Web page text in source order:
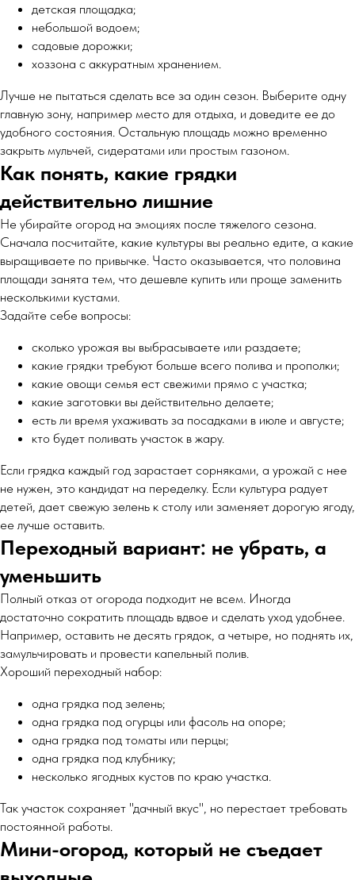
детская площадка;
небольшой водоем;
садовые дорожки;
хоззона с аккуратным хранением.
Лучше не пытаться сделать все за один сезон. Выберите одну
главную зону, например место для отдыха, и доведите ее до
удобного состояния. Остальную площадь можно временно
закрыть мульчей, сидератами или простым газоном.
Как понять, какие грядки
действительно лишние
Не убирайте огород на эмоциях после тяжелого сезона.
Сначала посчитайте, какие культуры вы реально едите, а какие
выращиваете по привычке. Часто оказывается, что половина
площади занята тем, что дешевле купить или проще заменить
несколькими кустами.
Задайте себе вопросы:
сколько урожая вы выбрасываете или раздаете;
какие грядки требуют больше всего полива и прополки;
какие овощи семья ест свежими прямо с участка;
какие заготовки вы действительно делаете;
есть ли время ухаживать за посадками в июле и августе;
кто будет поливать участок в жару.
Если грядка каждый год зарастает сорняками, а урожай с нее
не нужен, это кандидат на переделку. Если культура радует
детей, дает свежую зелень к столу или заменяет дорогую ягоду,
ее лучше оставить.
Переходный вариант: не убрать, а
уменьшить
Полный отказ от огорода подходит не всем. Иногда
достаточно сократить площадь вдвое и сделать уход удобнее.
Например, оставить не десять грядок, а четыре, но поднять их,
замульчировать и провести капельный полив.
Хороший переходный набор:
одна грядка под зелень;
одна грядка под огурцы или фасоль на опоре;
одна грядка под томаты или перцы;
одна грядка под клубнику;
несколько ягодных кустов по краю участка.
Так участок сохраняет "дачный вкус", но перестает требовать
постоянной работы.
Мини-огород, который не съедает